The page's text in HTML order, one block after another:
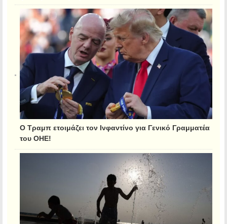
Ο Τραμπ ετοιμάζει τον Ινφαντίνο για Γενικό Γραμματέα
του ΟΗΕ!